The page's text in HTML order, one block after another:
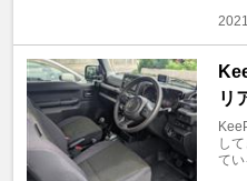
リ
し
て